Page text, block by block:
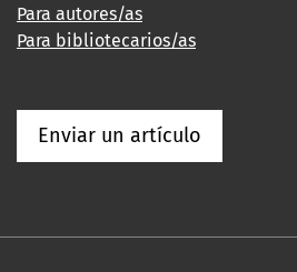
Para autores/as
Para bibliotecarios/as
Enviar un artículo